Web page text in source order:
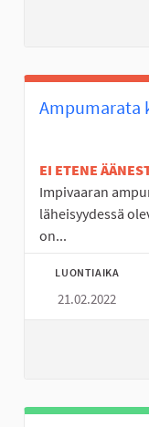
Ampumarata
EI ETENE
Impivaaran
läheisyydessä
on...
LUONTIAIKA
21.02.2022